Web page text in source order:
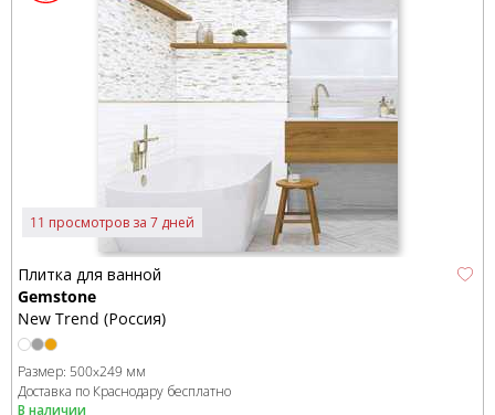
11 просмотров за 7 дней
Плитка для ванной
Gemstone
New Trend (Россия)
Размер: 500x249 мм
Доставка по Краснодару бесплатно
В наличии